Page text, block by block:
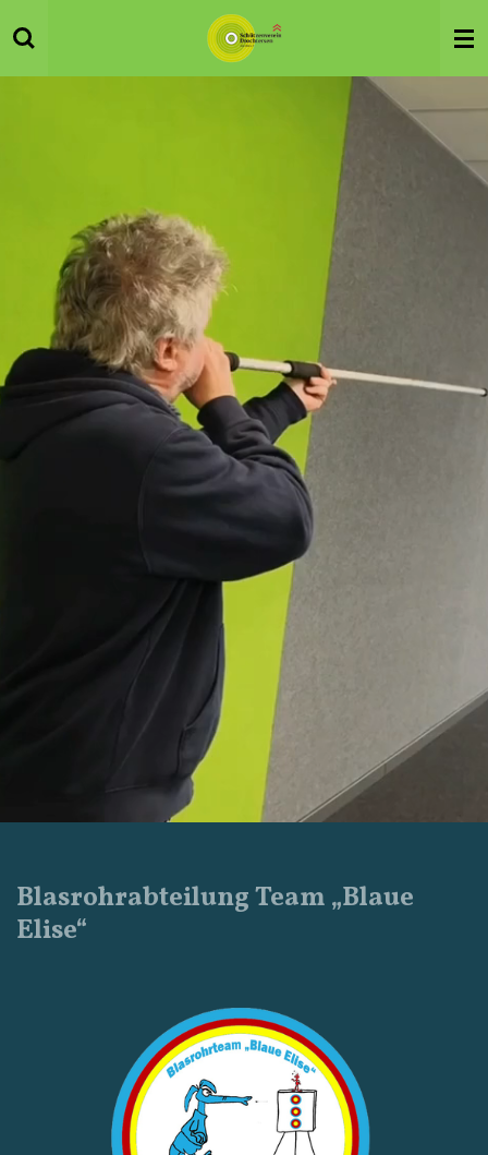
Hauptinhalt
Blasrohrabteilung Team „Blaue
Elise“